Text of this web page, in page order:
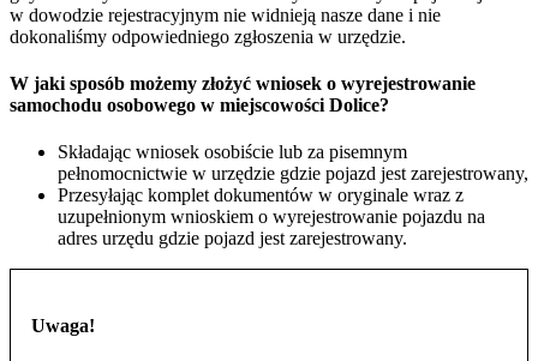
w dowodzie rejestracyjnym nie widnieją nasze dane i nie
dokonaliśmy odpowiedniego zgłoszenia w urzędzie.
W jaki sposób możemy złożyć wniosek o wyrejestrowanie
samochodu osobowego w miejscowości Dolice?
Składając wniosek osobiście lub za pisemnym
pełnomocnictwie w urzędzie gdzie pojazd jest zarejestrowany,
Przesyłając komplet dokumentów w oryginale wraz z
uzupełnionym wnioskiem o wyrejestrowanie pojazdu na
adres urzędu gdzie pojazd jest zarejestrowany.
Uwaga!